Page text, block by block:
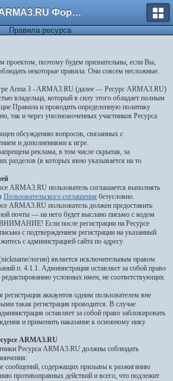
ARMA3.RU Форум
Правила ресурса
проектом, поэтому будем признательны, если Вы,
некоторые правила. Они совсем несложные.
Arma 3 - ARMA3.RU (далее — Ресурс ARMA3.RU)
владельца, который в силу этого обладает полным
Правила и проводить определенную политику
так и через уполномоченных участников Ресурса
обсуждению вопросов, связанных с
и дополнениями к игре.
реклама, в том числе скрытая, за
разделов (в которых явно указывается на то
ARMA3.RU пользователь соглашается выполнять
Пользовательского соглашения безусловно.
ARMA3.RU пользователь должен предоставить
почты — на него будет выслано письмо с кодом
ВНИМАНИЕ! Если после регистрации на Ресурсе
с подтверждением регистрации на указанный
с администрацией сайта по адресу
логин) является исключительным правом
п. 4.1.1. Администрация оставляет за собой право
условных имен, не соответствующих
аккаунтов одним пользователем вне
такая регистрация проводится. В случае
оставляет за собой право заблокировать
и применить наказание к основному нику
ARMA3.RU
Ресурса ARMA3.RU должны соблюдать
сообщений, содержащих призывы к разжиганию
противоправных действий и всего, что подлежит